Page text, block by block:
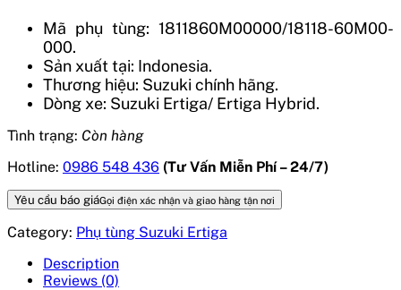
Mã phụ tùng: 1811860M00000/18118-60M00-
000.
Sản xuất tại: Indonesia.
Thương hiệu: Suzuki chính hãng.
Dòng xe: Suzuki Ertiga/ Ertiga Hybrid.
Tình trạng: Còn hàng
Hotline: 0986 548 436 (Tư Vấn Miễn Phí – 24/7)
Yêu cầu báo giáGọi điện xác nhận và giao hàng tận nơi
Category: Phụ tùng Suzuki Ertiga
Description
Reviews (0)